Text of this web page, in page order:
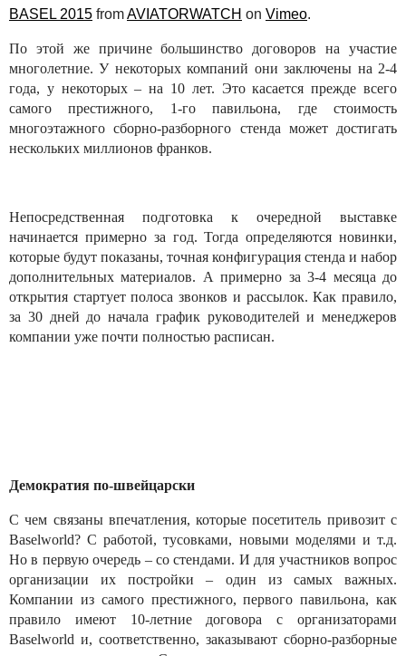
BASEL 2015 fromAVIATORWATCH on Vimeo.
По этой же причине большинство договоров на участие
многолетние. У некоторых компаний они заключены на 2-4
года, у некоторых – на 10 лет. Это касается прежде всего
самого престижного, 1-го павильона, где стоимость
многоэтажного сборно-разборного стенда может достигать
нескольких миллионов франков.
Непосредственная подготовка к очередной выставке
начинается примерно за год. Тогда определяются новинки,
которые будут показаны, точная конфигурация стенда и набор
дополнительных материалов. А примерно за 3-4 месяца до
открытия стартует полоса звонков и рассылок. Как правило,
за 30 дней до начала график руководителей и менеджеров
компании уже почти полностью расписан.
Демократия по-швейцарски
С чем связаны впечатления, которые посетитель привозит с
Baselworld? С работой, тусовками, новыми моделями и т.д.
Но в первую очередь – со стендами. И для участников вопрос
организации их постройки – один из самых важных.
Компании из самого престижного, первого павильона, как
правило имеют 10-летние договора с организаторами
Baselworld и, соответственно, заказывают сборно-разборные